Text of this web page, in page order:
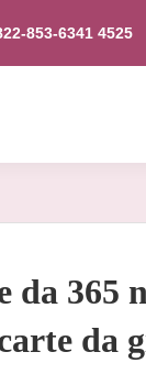
853-6341 4525
365
da